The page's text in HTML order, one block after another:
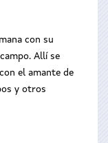
con su
Allí se
el amante de
y otros